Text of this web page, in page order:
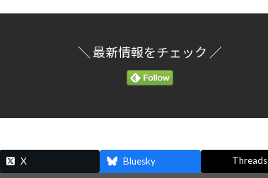
＼ 最新情報をチェック ／
X Bluesky Threads